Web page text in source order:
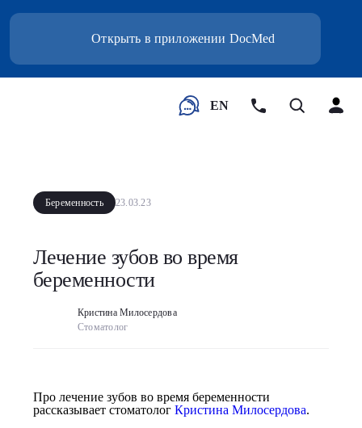
Открыть в приложении DocMed
EN
Беременность 23.03.23
Лечение зубов во время
беременности
Кристина Милосердова
Стоматолог
Про лечение зубов во время беременности
рассказывает стоматолог Кристина Милосердова.